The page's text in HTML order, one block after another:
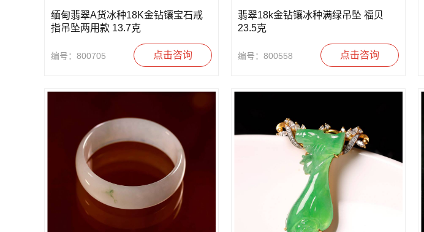
缅甸翡翠A货冰种18K金钻镶宝石戒
指吊坠两用款 13.7克
编号：800705 点击咨询
翡翠18k金钻镶冰种满绿吊坠 福贝
23.5克
编号：800558 点击咨询